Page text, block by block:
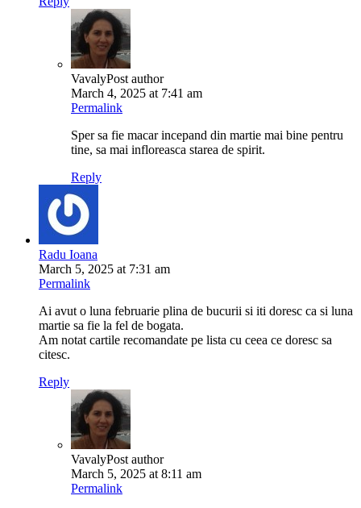
VavalyPost author
March 4, 2025 at 7:41 am
Permalink
Sper sa fie macar incepand din martie mai bine pentru
tine, sa mai infloreasca starea de spirit.
Reply
Radu Ioana
March 5, 2025 at 7:31 am
Permalink
Ai avut o luna februarie plina de bucurii si iti doresc ca si luna
martie sa fie la fel de bogata.
Am notat cartile recomandate pe lista cu ceea ce doresc sa
citesc.
Reply
VavalyPost author
March 5, 2025 at 8:11 am
Permalink